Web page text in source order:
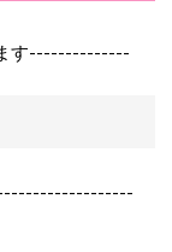
す--------------